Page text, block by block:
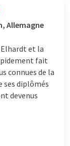
Allemagne
et la
fait
connues de la
ses diplômés
devenus